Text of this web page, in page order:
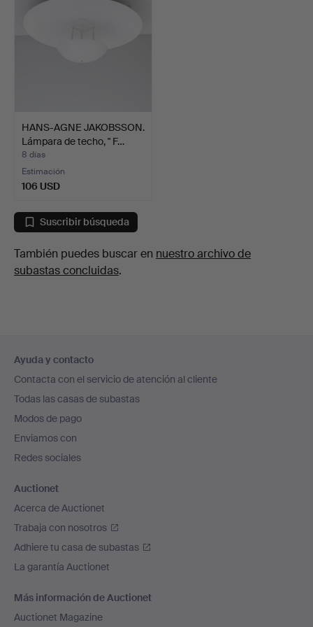
HANS-AGNE JAKOBSSON.
Lámpara de techo, " F…
8 días
Estimación
106 USD
Suscribir búsqueda
También puedes buscar en nuestro archivo de
subastas concluidas.
en
el
pie
de
página
Ayuda y contacto
Contacta con el servicio de atención al cliente
Todas las casas de subastas
Modos de pago
Enviamos con
Redes sociales
Auctionet
Acerca de Auctionet
Trabaja con nosotros
Adhiere tu casa de subastas
La garantía Auctionet
Más información de Auctionet
Auctionet Magazine